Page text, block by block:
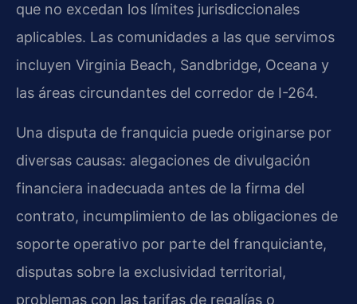
que no excedan los límites jurisdiccionales
aplicables. Las comunidades a las que servimos
incluyen Virginia Beach, Sandbridge, Oceana y
las áreas circundantes del corredor de I-264.
Una disputa de franquicia puede originarse por
diversas causas: alegaciones de divulgación
financiera inadecuada antes de la firma del
contrato, incumplimiento de las obligaciones de
soporte operativo por parte del franquiciante,
disputas sobre la exclusividad territorial,
problemas con las tarifas de regalías o